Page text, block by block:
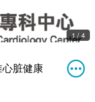
1 / 4
脏健康